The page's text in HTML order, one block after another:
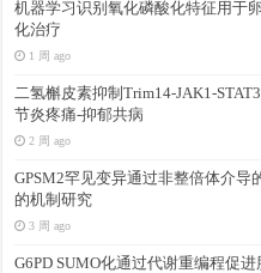
机器学习识别氧化磷酸化特征用于
化治疗
1 周 ago
二氢槲皮素抑制Trim14-JAK1-
节炎疼痛-抑郁共病
2 周 ago
GPSM2罕见变异通过非整倍体介导
的机制研究
3 周 ago
G6PD SUMO化通过代谢重编程促